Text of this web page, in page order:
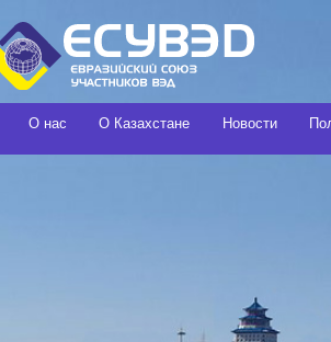
О нас О Казахстане Новости